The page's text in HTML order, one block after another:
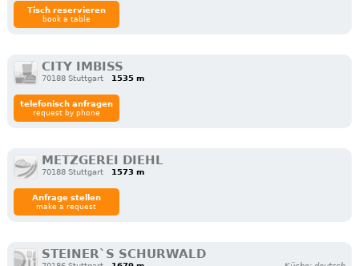
Tisch reservieren
book a table
CITY IMBISS
70188 Stuttgart 1535 m
telefonisch anfragen
request by phone
METZGEREI DIEHL
70188 Stuttgart 1573 m
Anfrage stellen
make a request
STEINER`S SCHURWALD